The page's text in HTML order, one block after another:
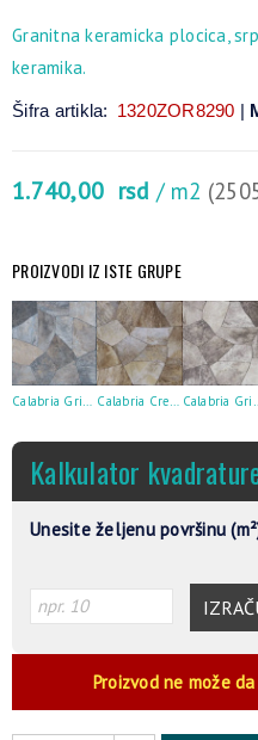
Granitna keramicka plocica,
keramika.
Šifra artikla: 1320ZOR8290 |
1.740,00 rsd / m2
PROIZVODI IZ ISTE GRUPE
Calabria Grigio 33X33 Calabria Crema 33X33 Calabria
Kalkulator
Unesite željenu površinu
Proizvod ne može